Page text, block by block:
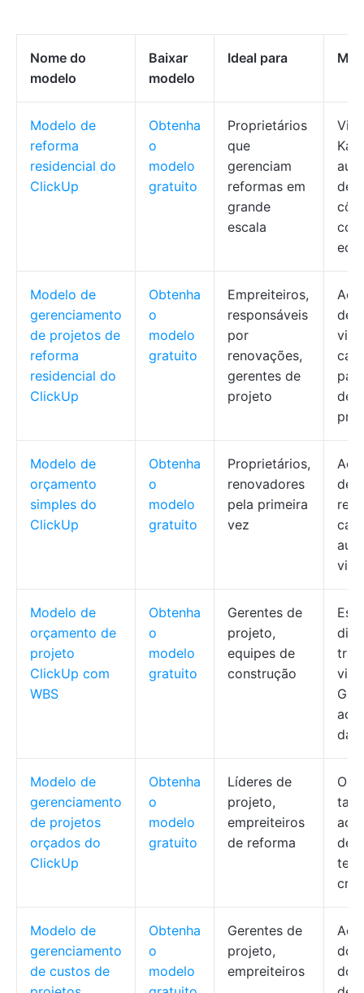
Nome do
modelo
Baixar
modelo
Ideal para
Modelo de
reforma
residencial do
ClickUp
Obtenha
o
modelo
gratuito
Proprietários
que
gerenciam
reformas em
grande
escala
Modelo de
gerenciamento
de projetos de
reforma
residencial do
ClickUp
Obtenha
o
modelo
gratuito
Empreiteiros,
responsáveis
por
renovações,
gerentes de
projeto
de
de
Modelo de
orçamento
simples do
ClickUp
Obtenha
o
modelo
gratuito
Proprietários,
renovadores
pela primeira
vez
de
Modelo de
orçamento de
projeto
ClickUp com
WBS
Obtenha
o
modelo
gratuito
Gerentes de
projeto,
equipes de
construção
da
Modelo de
gerenciamento
de projetos
orçados do
ClickUp
Obtenha
o
modelo
gratuito
Líderes de
projeto,
empreiteiros
de reforma
de
Modelo de
gerenciamento
de custos de
Obtenha
o
modelo
Gerentes de
projeto,
empreiteiros
do
dos